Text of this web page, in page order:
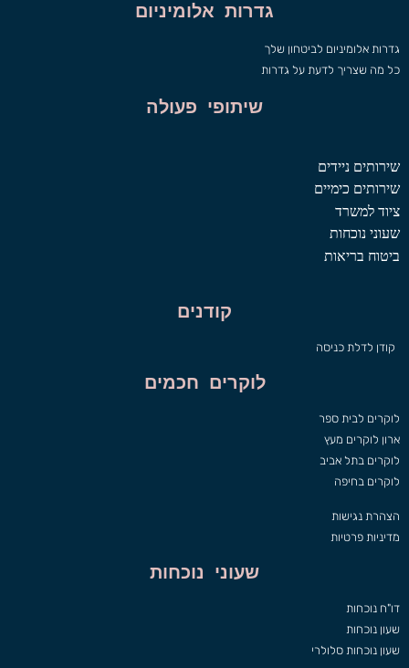
גדרות אלומיניום
גדרות אלומיניום לביטחון שלך
כל מה שצריך לדעת על גדרות
שיתופי פעולה
שירותים ניידים
שירותים כימיים
ציוד למשרד
שעוני נוכחות
ביטוח בריאות
קודנים
קודן לדלת כניסה
לוקרים חכמים
לוקרים לבית ספר
ארון לוקרים מעץ
לוקרים בתל אביב
לוקרים בחיפה
הצהרת נגישות
מדיניות פרטיות
שעוני נוכחות
דו"ח נוכחות
שעון נוכחות
שעון נוכחות סלולרי